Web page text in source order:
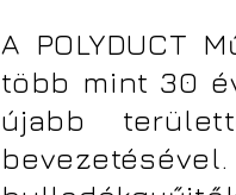
A POLYDUCT
több mint 30
újabb